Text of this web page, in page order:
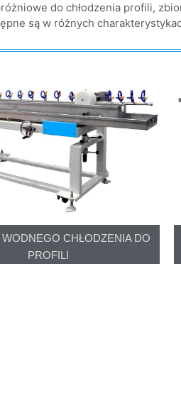
do chłodzenia profili,
są w różnych
CHŁODZENIA DO
PROFILI